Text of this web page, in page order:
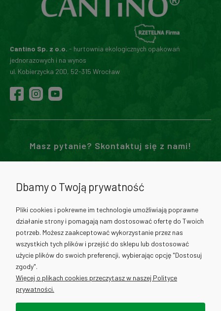
Cantino Sp. z o.o. - hurtownia ekologicznych opakowań
jednorazowych i na wynos
ul. Kobierzycka 20D, 52-315 Wrocław
Masz pytanie? Skontaktuj się z nami!
730 012 317
info@cantino.pl
Dbamy o Twoją prywatność
Pliki cookies i pokrewne im technologie umożliwiają poprawne
działanie strony i pomagają nam dostosować ofertę do Twoich
potrzeb. Możesz zaakceptować wykorzystanie przez nas
wszystkich tych plików i przejść do sklepu lub dostosować
użycie plików do swoich preferencji, wybierając opcję "Dostosuj
zgody".
Więcej o plikach cookies przeczytasz w naszej Polityce
prywatności.